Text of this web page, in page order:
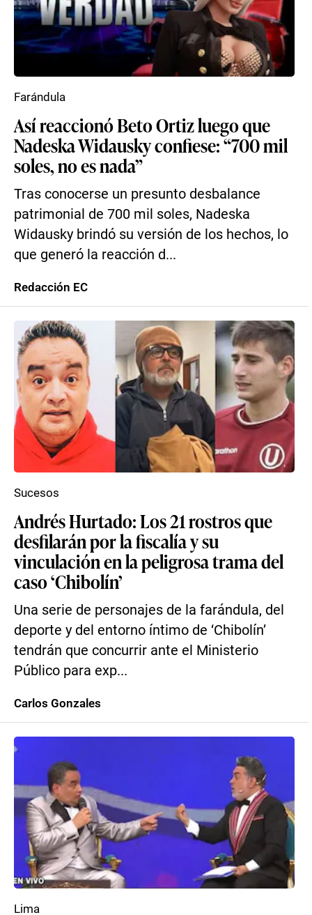
Así reaccionó Beto Ortiz luego que
Nadeska Widausky confiese: “700 mil
soles, no es nada”
Tras conocerse un presunto desbalance
patrimonial de 700 mil soles, Nadeska
Widausky brindó su versión de los hechos, lo
que generó la reacción d...
Farándula
Redacción EC
Andrés Hurtado: Los 21 rostros que
desfilarán por la fiscalía y su
vinculación en la peligrosa trama del
caso ‘Chibolín’
Una serie de personajes de la farándula, del
deporte y del entorno íntimo de ‘Chibolín’
tendrán que concurrir ante el Ministerio
Público para exp...
Sucesos
Carlos Gonzales
Lima